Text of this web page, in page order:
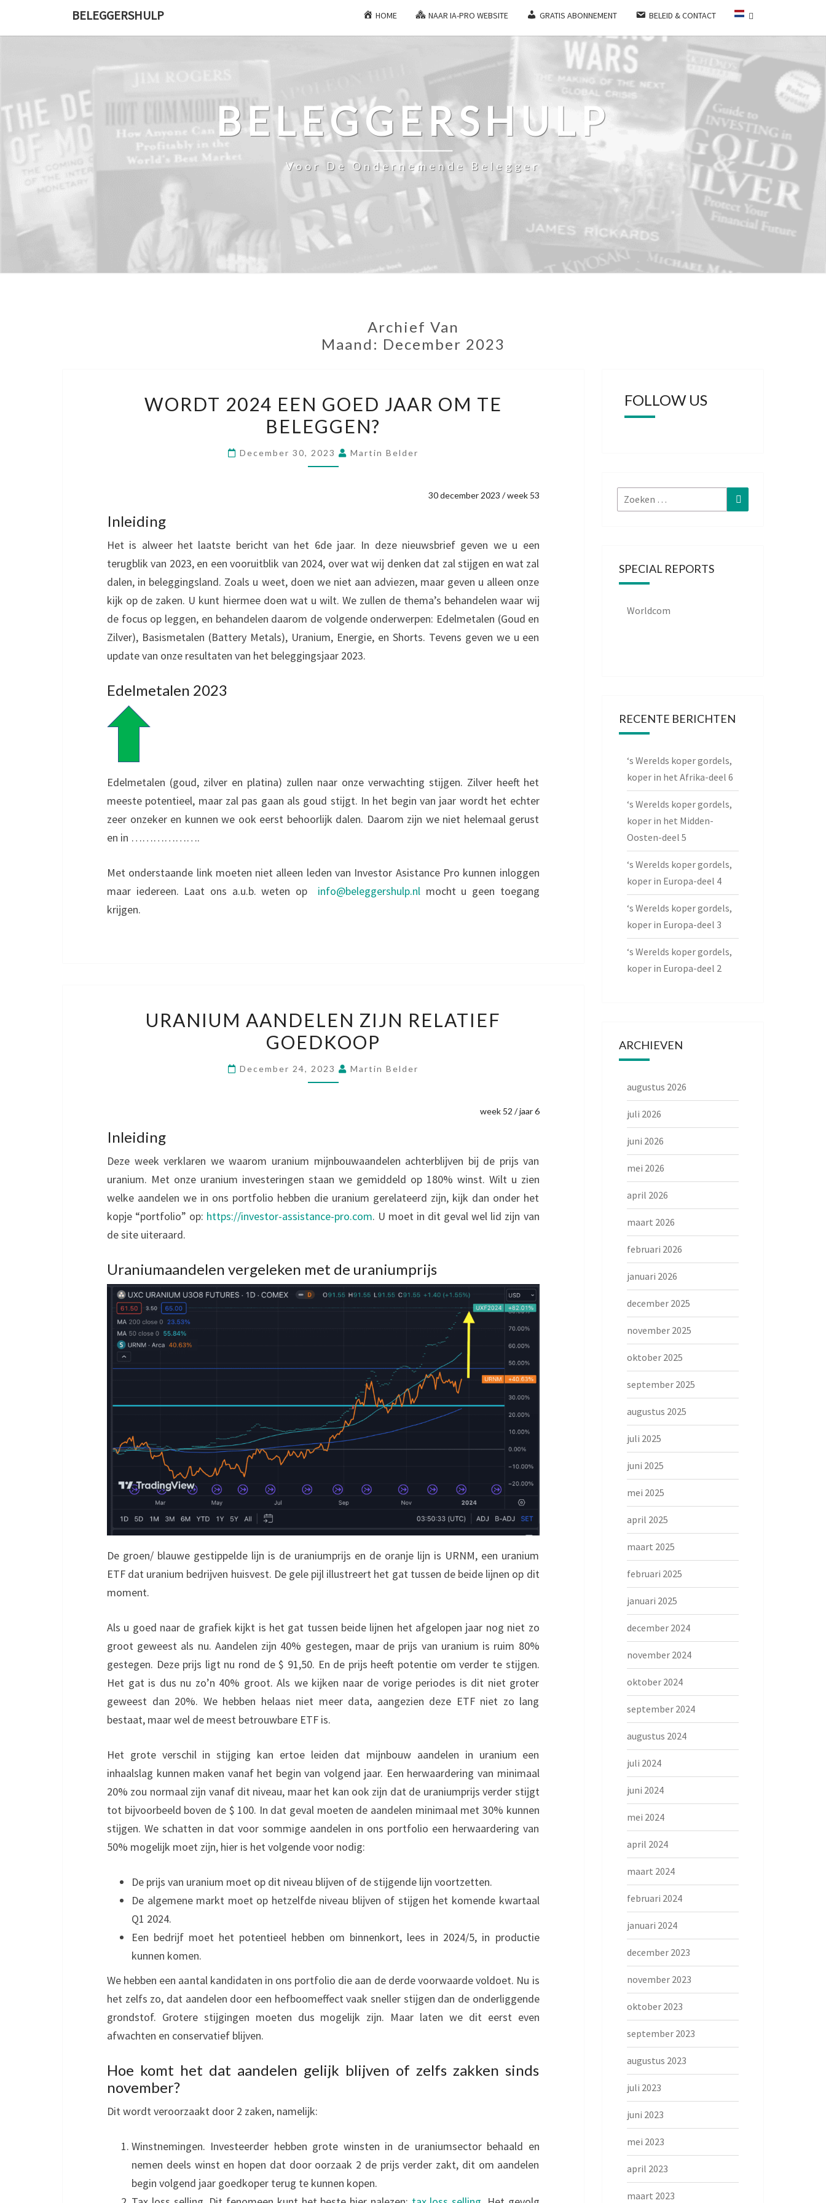
BELEGGERSHULP HOME NAAR IA-PRO WEBSITE GRATIS ABONNEMENT BELEID & CONTACT
BELEGGERSHULP
Voor De Ondernemende Belegger
Archief Van
Maand: December 2023
2024
EEN
JAAR
WORDT 2024 EEN GOED JAAR OM TE
BELEGGEN?
December 30, 2023 Martin Belder
30 december 2023 / week 53
Inleiding
Het is alweer het laatste bericht van het 6de jaar. In deze nieuwsbrief geven we u een
terugblik van 2023, en een vooruitblik van 2024, over wat wij denken dat zal stijgen en wat zal
dalen, in beleggingsland. Zoals u weet, doen we niet aan adviezen, maar geven u alleen onze
kijk op de zaken. U kunt hiermee doen wat u wilt. We zullen de thema’s behandelen waar wij
de focus op leggen, en behandelen daarom de volgende onderwerpen: Edelmetalen (Goud en
Zilver), Basismetalen (Battery Metals), Uranium, Energie, en Shorts. Tevens geven we u een
update van onze resultaten van het beleggingsjaar 2023.
Edelmetalen 2023
Edelmetalen (goud, zilver en platina) zullen naar onze verwachting stijgen. Zilver heeft het
meeste potentieel, maar zal pas gaan als goud stijgt. In het begin van jaar wordt het echter
zeer onzeker en kunnen we ook eerst behoorlijk dalen. Daarom zijn we niet helemaal gerust
en in ……………….
Met onderstaande link moeten niet alleen leden van Investor Asistance Pro kunnen inloggen
maar iedereen. Laat ons a.u.b. weten op info@beleggershulp.nl mocht u geen toegang
krijgen.
AANDELEN
ZIJN
GOEDKOOP
URANIUM AANDELEN ZIJN RELATIEF
GOEDKOOP
December 24, 2023 Martin Belder
week 52 / jaar 6
Inleiding
Deze week verklaren we waarom uranium mijnbouwaandelen achterblijven bij de prijs van
uranium. Met onze uranium investeringen staan we gemiddeld op 180% winst. Wilt u zien
welke aandelen we in ons portfolio hebben die uranium gerelateerd zijn, kijk dan onder het
kopje “portfolio” op: https://investor-assistance-pro.com. U moet in dit geval wel lid zijn van
de site uiteraard.
Uraniumaandelen vergeleken met de uraniumprijs
De groen/ blauwe gestippelde lijn is de uraniumprijs en de oranje lijn is URNM, een uranium
ETF dat uranium bedrijven huisvest. De gele pijl illustreert het gat tussen de beide lijnen op dit
moment.
Als u goed naar de grafiek kijkt is het gat tussen beide lijnen het afgelopen jaar nog niet zo
groot geweest als nu. Aandelen zijn 40% gestegen, maar de prijs van uranium is ruim 80%
gestegen. Deze prijs ligt nu rond de $ 91,50. En de prijs heeft potentie om verder te stijgen.
Het gat is dus nu zo’n 40% groot. Als we kijken naar de vorige periodes is dit niet groter
geweest dan 20%. We hebben helaas niet meer data, aangezien deze ETF niet zo lang
bestaat, maar wel de meest betrouwbare ETF is.
Het grote verschil in stijging kan ertoe leiden dat mijnbouw aandelen in uranium een
inhaalslag kunnen maken vanaf het begin van volgend jaar. Een herwaardering van minimaal
20% zou normaal zijn vanaf dit niveau, maar het kan ook zijn dat de uraniumprijs verder stijgt
tot bijvoorbeeld boven de $ 100. In dat geval moeten de aandelen minimaal met 30% kunnen
stijgen. We schatten in dat voor sommige aandelen in ons portfolio een herwaardering van
50% mogelijk moet zijn, hier is het volgende voor nodig:
De prijs van uranium moet op dit niveau blijven of de stijgende lijn voortzetten.
De algemene markt moet op hetzelfde niveau blijven of stijgen het komende kwartaal
Q1 2024.
Een bedrijf moet het potentieel hebben om binnenkort, lees in 2024/5, in productie
kunnen komen.
We hebben een aantal kandidaten in ons portfolio die aan de derde voorwaarde voldoet. Nu is
het zelfs zo, dat aandelen door een hefboomeffect vaak sneller stijgen dan de onderliggende
grondstof. Grotere stijgingen moeten dus mogelijk zijn. Maar laten we dit eerst even
afwachten en conservatief blijven.
Hoe komt het dat aandelen gelijk blijven of zelfs zakken sinds
november?
Dit wordt veroorzaakt door 2 zaken, namelijk:
Winstnemingen. Investeerder hebben grote winsten in de uraniumsector behaald en
nemen deels winst en hopen dat door oorzaak 2 de prijs verder zakt, dit om aandelen
begin volgend jaar goedkoper terug te kunnen kopen.
FOLLOW US
Zoeken
naar:
Zoeken
SPECIAL REPORTS
Worldcom
RECENTE BERICHTEN
‘s Werelds koper gordels,
koper in het Afrika-deel 6
‘s Werelds koper gordels,
koper in het Midden-
Oosten-deel 5
‘s Werelds koper gordels,
koper in Europa-deel 4
‘s Werelds koper gordels,
koper in Europa-deel 3
‘s Werelds koper gordels,
koper in Europa-deel 2
ARCHIEVEN
augustus 2026
juli 2026
juni 2026
mei 2026
april 2026
maart 2026
februari 2026
januari 2026
december 2025
november 2025
oktober 2025
september 2025
augustus 2025
juli 2025
juni 2025
mei 2025
april 2025
maart 2025
februari 2025
januari 2025
december 2024
november 2024
oktober 2024
september 2024
augustus 2024
juli 2024
juni 2024
mei 2024
april 2024
maart 2024
februari 2024
januari 2024
december 2023
november 2023
oktober 2023
september 2023
augustus 2023
juli 2023
juni 2023
mei 2023
april 2023
maart 2023